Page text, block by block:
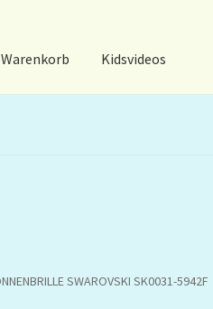
Warenkorb Kidsvideos
SWAROVSKI SK0031-5942F